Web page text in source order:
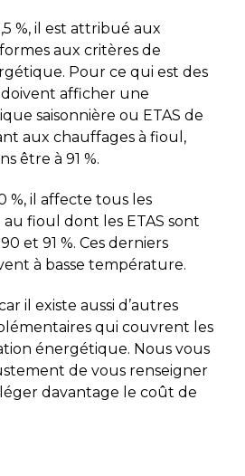
%, il est attribué aux
aux critères de
Pour ce qui est des
doivent afficher une
saisonnière ou ETAS de
aux chauffages à fioul,
être à 91 %.
%, il affecte tous les
fioul dont les ETAS sont
et 91 %. Ces derniers
à basse température.
il existe aussi d’autres
qui couvrent les
énergétique. Nous vous
de vous renseigner
davantage le coût de